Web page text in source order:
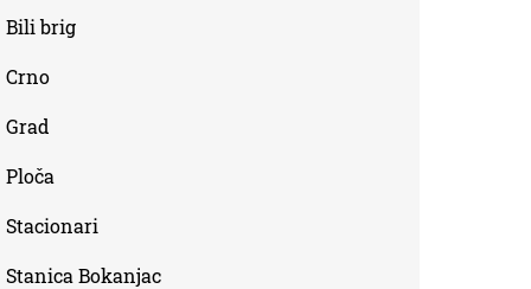
Bili brig
Crno
Grad
Ploča
Stacionari
Stanica Bokanjac